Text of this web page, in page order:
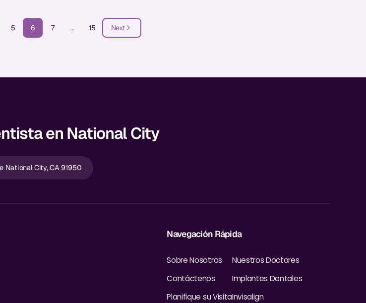
5 6 7 … 15 Next
en National City
National City, CA 91950
Navegación Rápida
Sobre Nosotros
Contáctenos
Planifique su Visita
Nuestros Doctores
Implantes Dentales
Invisalign